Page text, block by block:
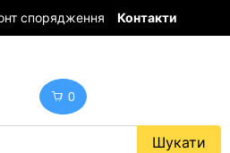
спорядження Контакти
0